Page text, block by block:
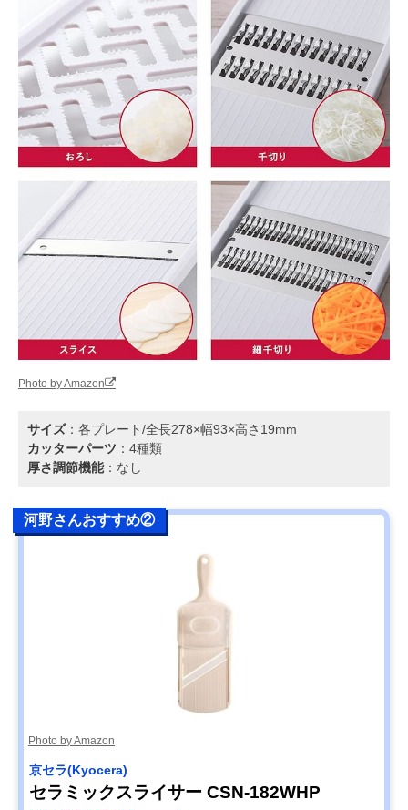
Photo by Amazon
サイズ：各プレート/全長278×幅93×高さ19mm
カッターパーツ ：4種類
厚さ調節機能：なし
河野さんおすすめ②
Photo by Amazon
京セラ(Kyocera)
セラミックスライサー CSN-182WHP